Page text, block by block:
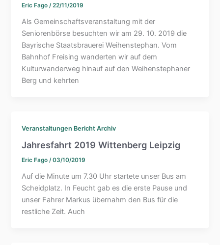
Eric Fago/22/11/2019
Als Gemeinschaftsveranstaltung mit der
Seniorenbörse besuchten wir am 29. 10. 2019 die
Bayrische Staatsbrauerei Weihenstephan. Vom
Bahnhof Freising wanderten wir auf dem
Kulturwanderweg hinauf auf den Weihenstephaner
Berg und kehrten
Veranstaltungen Bericht Archiv
Jahresfahrt 2019 Wittenberg Leipzig
Eric Fago/03/10/2019
Auf die Minute um 7.30 Uhr startete unser Bus am
Scheidplatz. In Feucht gab es die erste Pause und
unser Fahrer Markus übernahm den Bus für die
restliche Zeit. Auch